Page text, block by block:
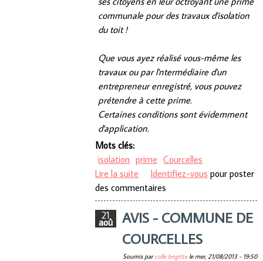
communale pour des travaux d'isolation
du toit !
Que vous ayez réalisé vous-même les
travaux ou par l'ntermédiaire d'un
entrepreneur enregistré, vous pouvez
prétendre à cette prime.
Certaines conditions sont évidemment
d'application.
Mots clés:
isolation prime Courcelles
Lire la suite de Prime communale pour
l'isolation du toit
Identifiez-vous pour poster
des commentaires
21
aoû
AVIS - COMMUNE DE
COURCELLES
Soumis parcolle brigittele mer, 21/08/2013 - 19:50